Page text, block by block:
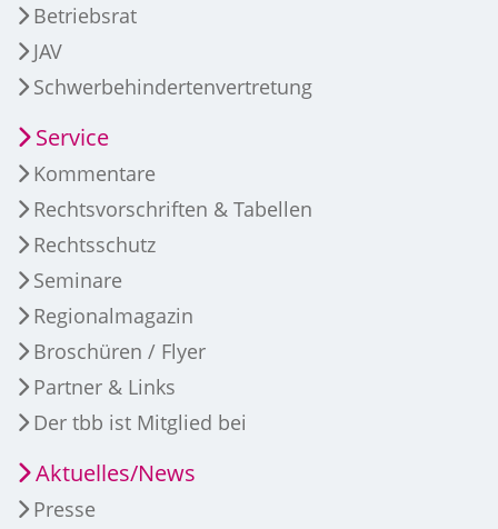
Betriebsrat
JAV
Schwerbehindertenvertretung
Service
Kommentare
Rechtsvorschriften & Tabellen
Rechtsschutz
Seminare
Regionalmagazin
Broschüren / Flyer
Partner & Links
Der tbb ist Mitglied bei
Aktuelles/News
Presse